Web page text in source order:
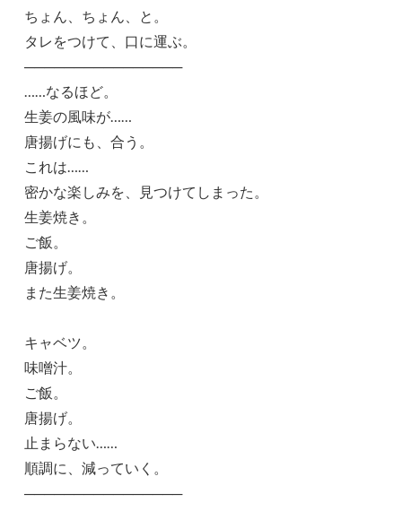
ちょん、ちょん、と。
タレをつけて、口に運ぶ。
────────────────
……なるほど。
生姜の風味が……
唐揚げにも、合う。
これは……
密かな楽しみを、見つけてしまった。
生姜焼き。
ご飯。
唐揚げ。
また生姜焼き。
キャベツ。
味噌汁。
ご飯。
唐揚げ。
止まらない……
順調に、減っていく。
────────────────